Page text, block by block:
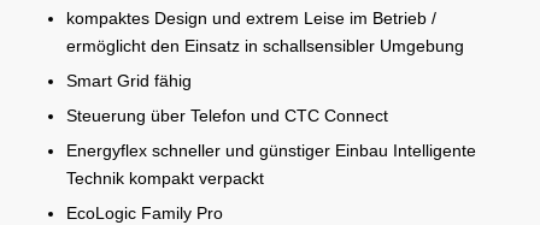
kompaktes Design und extrem Leise im Betrieb /
ermöglicht den Einsatz in schallsensibler Umgebung
Smart Grid fähig
Steuerung über Telefon und CTC Connect
Energyflex schneller und günstiger Einbau Intelligente
Technik kompakt verpackt
EcoLogic Family Pro